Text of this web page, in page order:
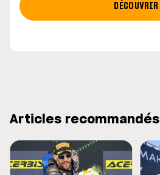
DÉCOUVRIR
Articles recommandés